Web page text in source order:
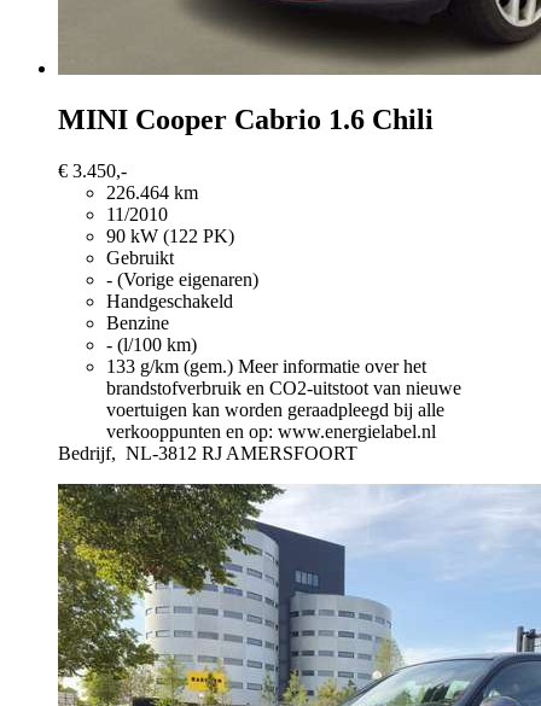
MINI Cooper Cabrio 1.6 Chili
€ 3.450,-
226.464 km
11/2010
90 kW (122 PK)
Gebruikt
- (Vorige eigenaren)
Handgeschakeld
Benzine
- (l/100 km)
133 g/km (gem.) Meer informatie over het
brandstofverbruik en CO2-uitstoot van nieuwe
voertuigen kan worden geraadpleegd bij alle
verkooppunten en op: www.energielabel.nl
Bedrijf, NL-3812 RJ AMERSFOORT